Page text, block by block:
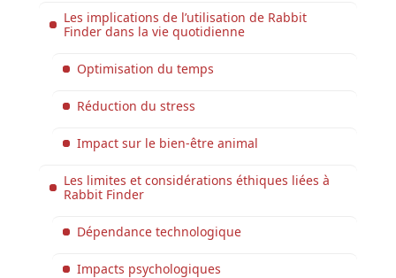
Les implications de l’utilisation de Rabbit
Finder dans la vie quotidienne
Optimisation du temps
Réduction du stress
Impact sur le bien-être animal
Les limites et considérations éthiques liées à
Rabbit Finder
Dépendance technologique
Impacts psychologiques